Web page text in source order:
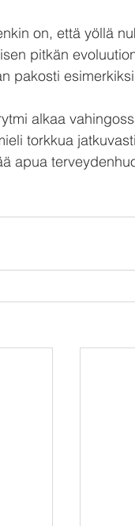
on, että yöllä
pitkän
pakosti
alkaa
torkkua
apua